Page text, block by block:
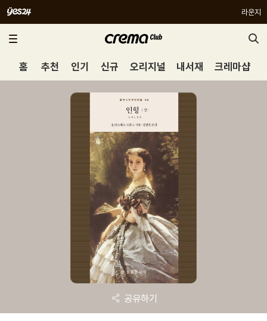
라운지
홈 추천 인기 신규 오리지널 내서재 크레마샵
공유하기